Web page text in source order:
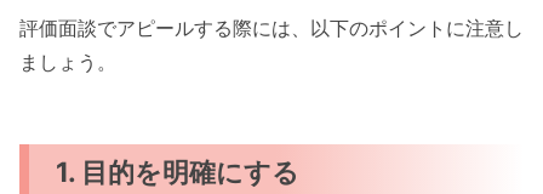
評価面談でアピールする際には、以下のポイントに注意し
ましょう。
1. 目的を明確にする